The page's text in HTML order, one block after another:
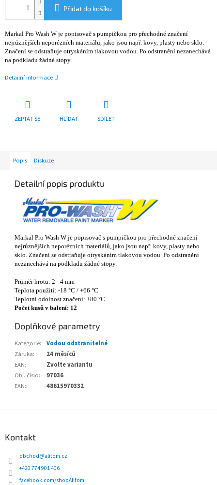
Přidat do košíku
Markal Pro Wash W je popisovač s pumpičkou pro přechodné značení
nejrůznějších neporézních materiálů, jako jsou např. kovy, plasty nebo sklo.
Značení se odstraňuje otryskáním tlakovou vodou. Po odstranění nezanechává
na podkladu žádné stopy.
Detailní informace
ZEPTAT SE HLÍDAT SDÍLET
Popis Diskuze
Detailní popis produktu
Markal Pro Wash W je popisovač s pumpičkou pro přechodné značení
nejrůznějších neporézních materiálů, jako jsou např. kovy, plasty nebo
sklo. Značení se odstraňuje otryskáním tlakovou vodou. Po odstranění
nezanechává na podkladu žádné stopy.
Průměr hrotu: 2 - 4 mm
Teplota použití: -18 °C / +66 °C
Teplotní odolnost značení: +80 °C
Počet kusů v balení: 12
Doplňkové parametry
Kategorie:
Vodou odstranitelné
Záruka:
24 měsíců
EAN:
Zvolte variantu
Obj. číslo::
97036
EAN:: 48615970332
Kontakt
obchod@alitom.cz
+420 774 901 406
facebook.com/shopAlitom